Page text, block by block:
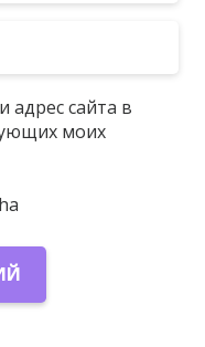
адрес сайта в
моих